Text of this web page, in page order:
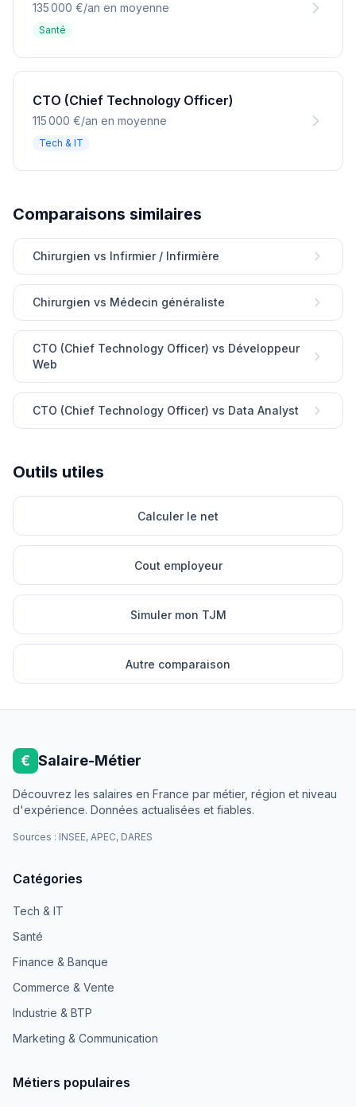
135 000 €/an en moyenne
Santé
CTO (Chief Technology Officer)
115 000 €/an en moyenne
Tech & IT
Comparaisons similaires
Chirurgien vs Infirmier / Infirmière
Chirurgien vs Médecin généraliste
CTO (Chief Technology Officer) vs Développeur
Web
CTO (Chief Technology Officer) vs Data Analyst
Outils utiles
Calculer le net
Cout employeur
Simuler mon TJM
Autre comparaison
€ Salaire-Métier
Découvrez les salaires en France par métier, région et niveau
d'expérience. Données actualisées et fiables.
Sources : INSEE, APEC, DARES
Catégories
Tech & IT
Santé
Finance & Banque
Commerce & Vente
Industrie & BTP
Marketing & Communication
Métiers populaires